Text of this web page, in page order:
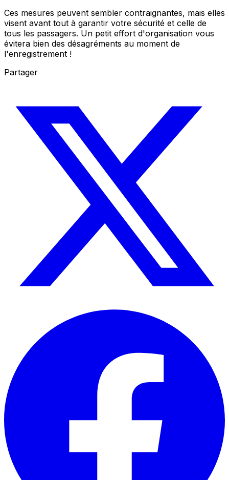
Ces mesures peuvent sembler contraignantes, mais elles
visent avant tout à garantir votre sécurité et celle de
tous les passagers. Un petit effort d'organisation vous
évitera bien des désagréments au moment de
l'enregistrement !
Partager